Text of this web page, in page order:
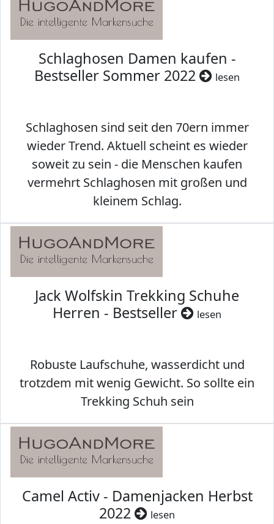
Schlaghosen Damen kaufen -
Bestseller Sommer 2022
lesen
Schlaghosen sind seit den 70ern immer
wieder Trend. Aktuell scheint es wieder
soweit zu sein - die Menschen kaufen
vermehrt Schlaghosen mit großen und
kleinem Schlag.
Jack Wolfskin Trekking Schuhe
Herren - Bestseller
lesen
Robuste Laufschuhe, wasserdicht und
trotzdem mit wenig Gewicht. So sollte ein
Trekking Schuh sein
Camel Activ - Damenjacken Herbst
2022
lesen